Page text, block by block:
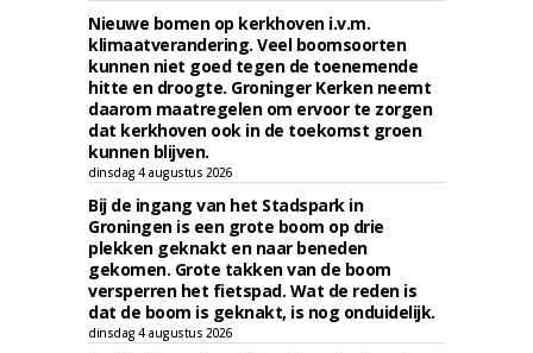
Nieuwe bomen op kerkhoven i.v.m.
klimaatverandering. Veel boomsoorten
kunnen niet goed tegen de toenemende
hitte en droogte. Groninger Kerken neemt
daarom maatregelen om ervoor te zorgen
dat kerkhoven ook in de toekomst groen
kunnen blijven.
dinsdag 4 augustus 2026
Bij de ingang van het Stadspark in
Groningen is een grote boom op drie
plekken geknakt en naar beneden
gekomen. Grote takken van de boom
versperren het fietspad. Wat de reden is
dat de boom is geknakt, is nog onduidelijk.
dinsdag 4 augustus 2026